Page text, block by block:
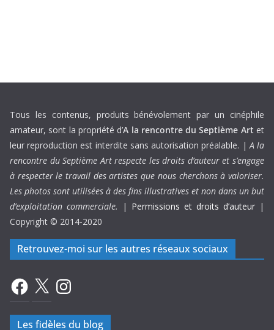
Tous les contenus, produits bénévolement par un cinéphile
amateur, sont la propriété d’A la rencontre du Septième Art et
leur reproduction est interdite sans autorisation préalable. |A la
rencontre du Septième Art respecte les droits d’auteur et s’engage
à respecter le travail des artistes que nous cherchons à valoriser.
Les photos sont utilisées à des fins illustratives et non dans un but
d’exploitation commerciale.
| Permissions et droits d’auteur |
Copyright © 2014-2020
Retrouvez-moi sur les autres réseaux sociaux
Facebook
X Instagram
Les fidèles du blog